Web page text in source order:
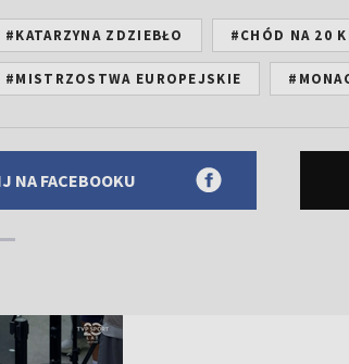
#KATARZYNA ZDZIEBŁO #CHÓD NA 20
#MISTRZOSTWA EUROPEJSKIE
NA FACEBOOKU